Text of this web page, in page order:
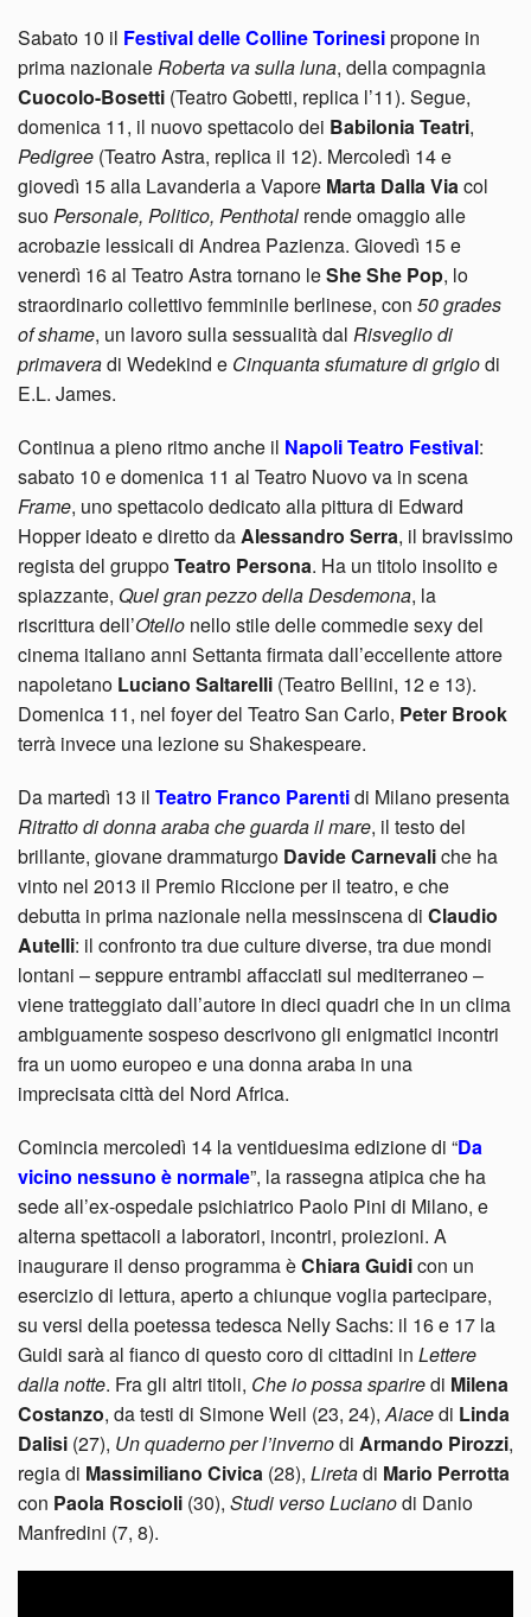
Sabato 10 il Festival delle Colline Torinesipropone in
prima nazionaleRoberta va sulla luna, della compagnia
Cuocolo-Bosetti (Teatro Gobetti, replica l’11). Segue,
domenica 11, il nuovo spettacolo dei Babilonia Teatri,
Pedigree (Teatro Astra, replica il 12). Mercoledì 14 e
giovedì 15 alla Lavanderia a Vapore Marta Dalla Viacol
suoPersonale, Politico, Penthotal rende omaggio alle
acrobazie lessicali di Andrea Pazienza. Giovedì 15 e
venerdì 16 al Teatro Astra tornano leShe She Pop, lo
straordinario collettivo femminile berlinese, con 50 grades
of shame, un lavoro sulla sessualità dal Risveglio di
primaveradi Wedekind e Cinquanta sfumature di grigiodi
E.L. James.
Continua a pieno ritmo anche il Napoli Teatro Festival:
sabato 10 e domenica 11 al Teatro Nuovo va in scena
Frame, uno spettacolo dedicato alla pittura di Edward
Hopper ideato e diretto daAlessandro Serra, il bravissimo
regista del gruppoTeatro Persona. Ha un titolo insolito e
spiazzante, Quel gran pezzo della Desdemona, la
riscrittura dell’Otello nello stile delle commedie sexy del
cinema italiano anni Settanta firmata dall’eccellente attore
napoletano Luciano Saltarelli (Teatro Bellini, 12 e 13).
Domenica 11, nel foyer del Teatro San Carlo, Peter Brook
terrà invece una lezione su Shakespeare.
Da martedì 13 il Teatro Franco Parentidi Milano presenta
Ritratto di donna araba che guarda il mare, il testo del
brillante, giovane drammaturgo Davide Carnevaliche ha
vinto nel 2013 il Premio Riccione per il teatro, e che
debutta in prima nazionale nella messinscena di Claudio
Autelli: il confronto tra due culture diverse, tra due mondi
lontani – seppure entrambi affacciati sul mediterraneo –
viene tratteggiato dall’autore in dieci quadri che in un clima
ambiguamente sospeso descrivono gli enigmatici incontri
fra un uomo europeo e una donna araba in una
imprecisata città del Nord Africa.
Comincia mercoledì 14 la ventiduesima edizione di “Da
vicino nessuno è normale”, la rassegna atipica che ha
sede all’ex-ospedale psichiatrico Paolo Pini di Milano, e
alterna spettacoli a laboratori, incontri, proiezioni. A
inaugurare il denso programma èChiara Guidicon un
esercizio di lettura, aperto a chiunque voglia partecipare,
su versi della poetessa tedesca Nelly Sachs: il 16 e 17 la
Guidi sarà al fianco di questo coro di cittadini in Lettere
dalla notte. Fra gli altri titoli, Che io possa spariredi Milena
Costanzo, da testi di Simone Weil (23, 24),Aiacedi Linda
Dalisi (27), Un quaderno per l’invernodi Armando Pirozzi,
regia di Massimiliano Civica (28), Liretadi Mario Perrotta
con Paola Roscioli (30), Studi verso Lucianodi Danio
Manfredini (7, 8).